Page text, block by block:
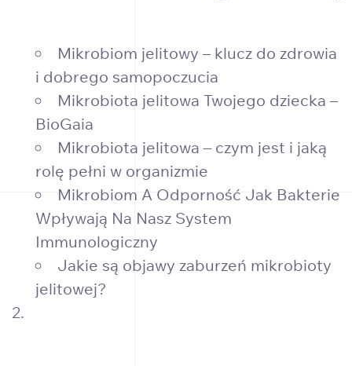
Mikrobiom jelitowy – klucz do zdrowia
i dobrego samopoczucia
Mikrobiota jelitowa Twojego dziecka –
BioGaia
Mikrobiota jelitowa – czym jest i jaką
rolę pełni w organizmie
Mikrobiom A Odporność Jak Bakterie
Wpływają Na Nasz System
Immunologiczny
Jakie są objawy zaburzeń mikrobioty
jelitowej?